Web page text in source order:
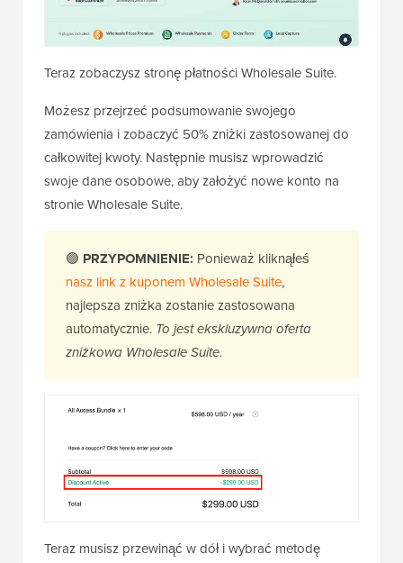
Teraz zobaczysz stronę płatności Wholesale Suite.
Możesz przejrzeć podsumowanie swojego
zamówienia i zobaczyć 50% zniżki zastosowanej do
całkowitej kwoty. Następnie musisz wprowadzić
swoje dane osobowe, aby założyć nowe konto na
stronie Wholesale Suite.
🟢 PRZYPOMNIENIE: Ponieważ kliknąłeś
nasz link z kuponem Wholesale Suite,
najlepsza zniżka zostanie zastosowana
automatycznie. To jest ekskluzywna oferta
zniżkowa Wholesale Suite.
Teraz musisz przewinąć w dół i wybrać metodę